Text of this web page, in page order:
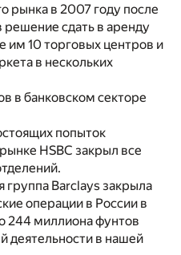
рынка в 2007 году после
решение сдать в аренду
им 10 торговых центров и
в нескольких
в банковском секторе
попыток
HSBC закрыл все
группа Barclays закрыла
операции в России в
244 миллиона фунтов
деятельности в нашей